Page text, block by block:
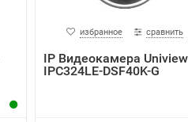
избранное сравнить
IP Видеокамера Uniview
IPC324LE-DSF40K-G